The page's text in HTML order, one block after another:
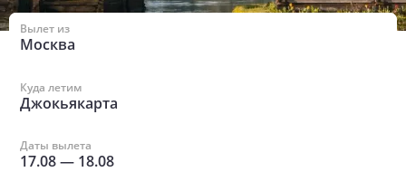
Вылет из
Москва
Куда летим
Джокьякарта
Даты вылета
17.08— 18.08